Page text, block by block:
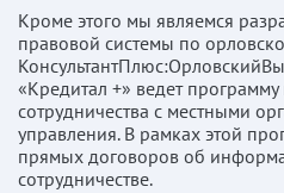
Кроме этого мы являемся
правовой системы по
«Кредитал +» ведет
сотрудничества с местными
управления. В рамках этой
прямых договоров об
сотрудничестве.